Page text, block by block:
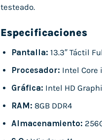
testeado.
Especificaciones
Pantalla: 13.3″ Táctil
Procesador: Intel Core
Gráfica: Intel HD
RAM: 8GB DDR4
Almacenamiento: